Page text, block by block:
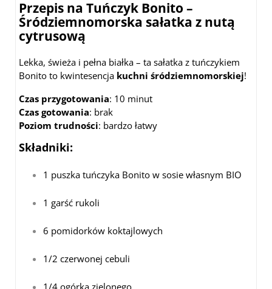
Przepis na Tuńczyk Bonito –
Śródziemnomorska sałatka z nutą
cytrusową
Lekka, świeża i pełna białka – ta sałatka z tuńczykiem
Bonito to kwintesencja kuchni śródziemnomorskiej!
Czas przygotowania: 10 minut
Czas gotowania: brak
Poziom trudności: bardzo łatwy
Składniki:
1 puszka tuńczyka Bonito w sosie własnym BIO
1 garść rukoli
6 pomidorków koktajlowych
1/2 czerwonej cebuli